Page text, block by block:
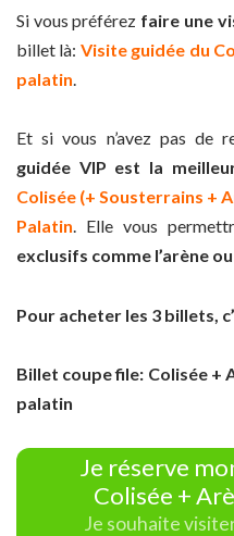
Si vous préférez faire une
billet là: Visite guidée du
palatin.
Et si vous n’avez pas de
guidée VIP est la
Colisée (+ Sousterrains +
Palatin. Elle vous
exclusifs comme l’arène
Pour acheter les 3 billets,
Billet coupe file: Colisée +
palatin
Je réserve
Colisée +
Je souhaite